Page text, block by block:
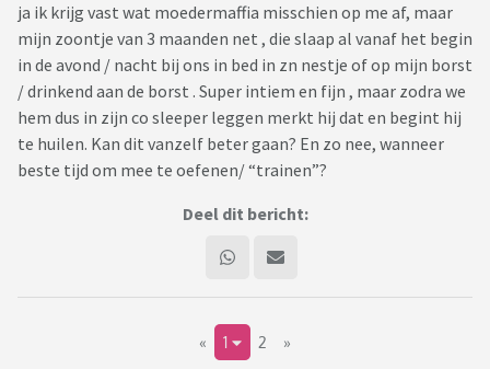
ja ik krijg vast wat moedermaffia misschien op me af, maar
mijn zoontje van 3 maanden net , die slaap al vanaf het begin
in de avond / nacht bij ons in bed in zn nestje of op mijn borst
/ drinkend aan de borst . Super intiem en fijn , maar zodra we
hem dus in zijn co sleeper leggen merkt hij dat en begint hij
te huilen. Kan dit vanzelf beter gaan? En zo nee, wanneer
beste tijd om mee te oefenen/ “trainen”?
Deel dit bericht:
« 1 2 »